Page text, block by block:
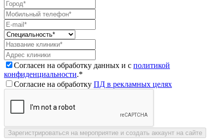
Согласен на обработку данных и с политикой
конфиденциальности.*
Согласие на обработку ПД в рекламных целях
Зарегистрироваться на мероприятие и создать аккаунт на сайте